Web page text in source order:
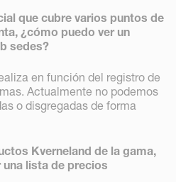
que cubre varios puntos de
¿cómo puedo ver un
sedes?
en función del registro de
Actualmente no podemos
o disgregadas de forma
Kverneland de la gama,
lista de precios